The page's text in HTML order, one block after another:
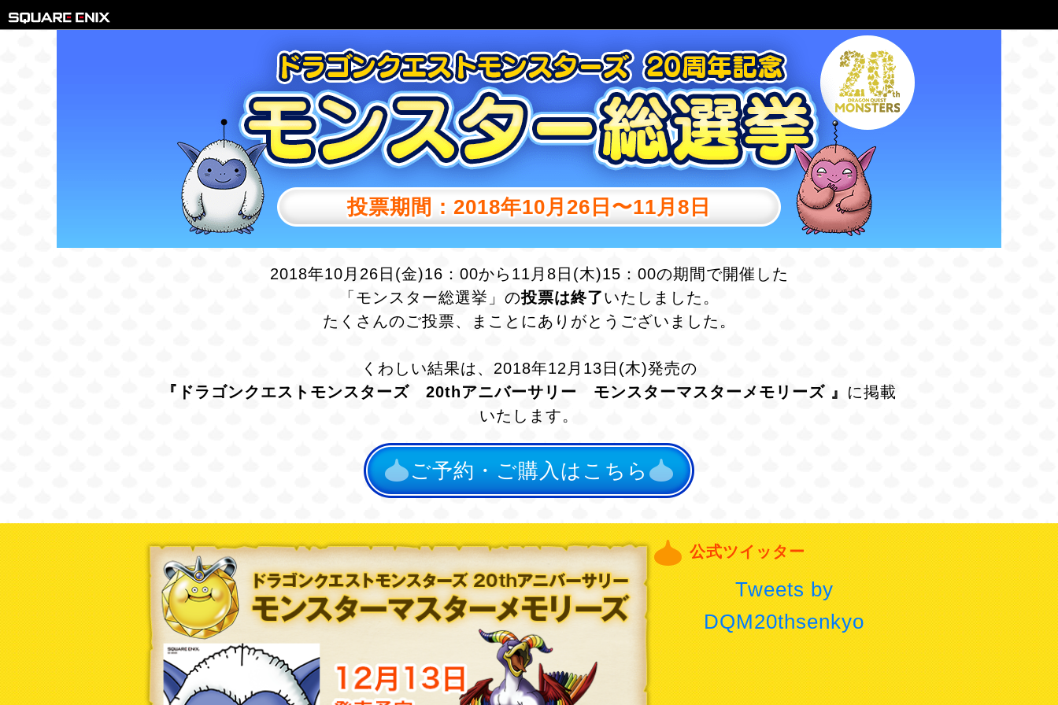
投票期間 ： 2018年10月26日〜11月8日
2018年10月26日(金)16：00から11月8日(木)15：00の期間で開催した
「モンスター総選挙」の投票は終了いたしました。
たくさんのご投票、まことにありがとうございました。
くわしい結果は、2018年12月13日(木)発売の
『ドラゴンクエストモンスターズ 20thアニバーサリー モンスターマスターメモリーズ 』 に掲載
いたします。
ご予約・ご購入はこちら
公式ツイッター
Tweets by
DQM20thsenkyo